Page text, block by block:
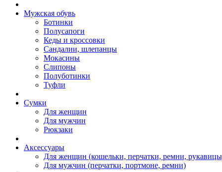
Мужская обувь
Ботинки
Полусапоги
Кеды и кроссовки
Сандалии, шлепанцы
Мокасины
Слипоны
Полуботинки
Туфли
Сумки
Для женщин
Для мужчин
Рюкзаки
Аксессуары
Для женщин (кошельки, перчатки, ремни,
Для мужчин (перчатки, портмоне, ремни)